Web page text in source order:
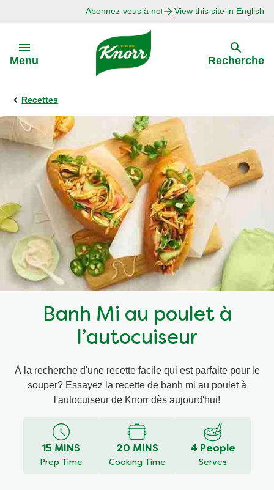
Abonnez-vous à notre infolettreView this site in English
Menu
Précédent
Explorer
Recettes avec Bouillon
Recettes par Ingrédient
Recettes par Occasion
Recettes par Type de Plat
Recherche
Recettes
Banh Mi au poulet à
l’autocuiseur
À la recherche d'une recette facile qui est parfaite pour le
souper? Essayez la recette de banh mi au poulet à
l'autocuiseur de Knorr dès aujourd'hui!
15 MINS
Prep Time
20 MINS
Cooking Time
4 People
Serves